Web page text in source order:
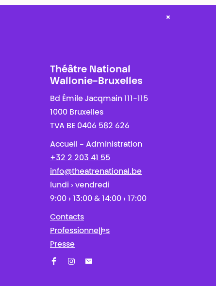
×
Théâtre National
Wallonie-Bruxelles
Bd Émile Jacqmain 111-115
1000 Bruxelles
TVA BE 0406 582 626
Accueil - Administration
+32 2 203 41 55
info@theatrenational.be
lundi › vendredi
9:00 › 13:00 & 14:00 › 17:00
Contacts
Professionnel·les
Presse